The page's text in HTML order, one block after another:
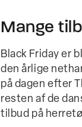
Mange
Black Friday er
den årlige
på dagen efter
resten af de
tilbud på